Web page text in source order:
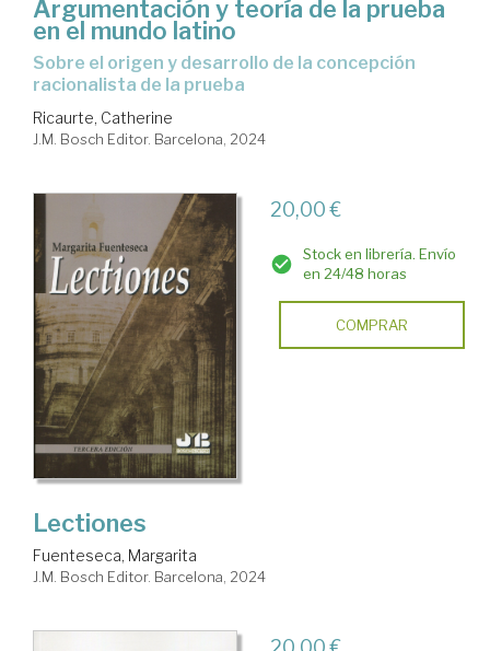
Argumentación y teoría de la prueba
en el mundo latino
Sobre el origen y desarrollo de la concepción
racionalista de la prueba
Ricaurte, Catherine
J.M. Bosch Editor. Barcelona, 2024
20,00 €
Stock en librería. Envío
en 24/48 horas
COMPRAR
Lectiones
Fuenteseca, Margarita
J.M. Bosch Editor. Barcelona, 2024